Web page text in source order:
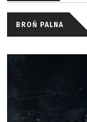
BROŃ PALNA